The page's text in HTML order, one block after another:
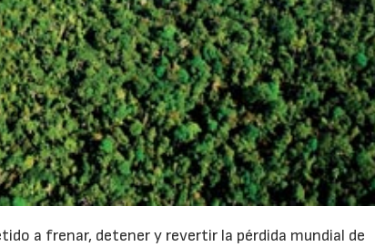
a frenar, detener y revertir la pérdida mundial de